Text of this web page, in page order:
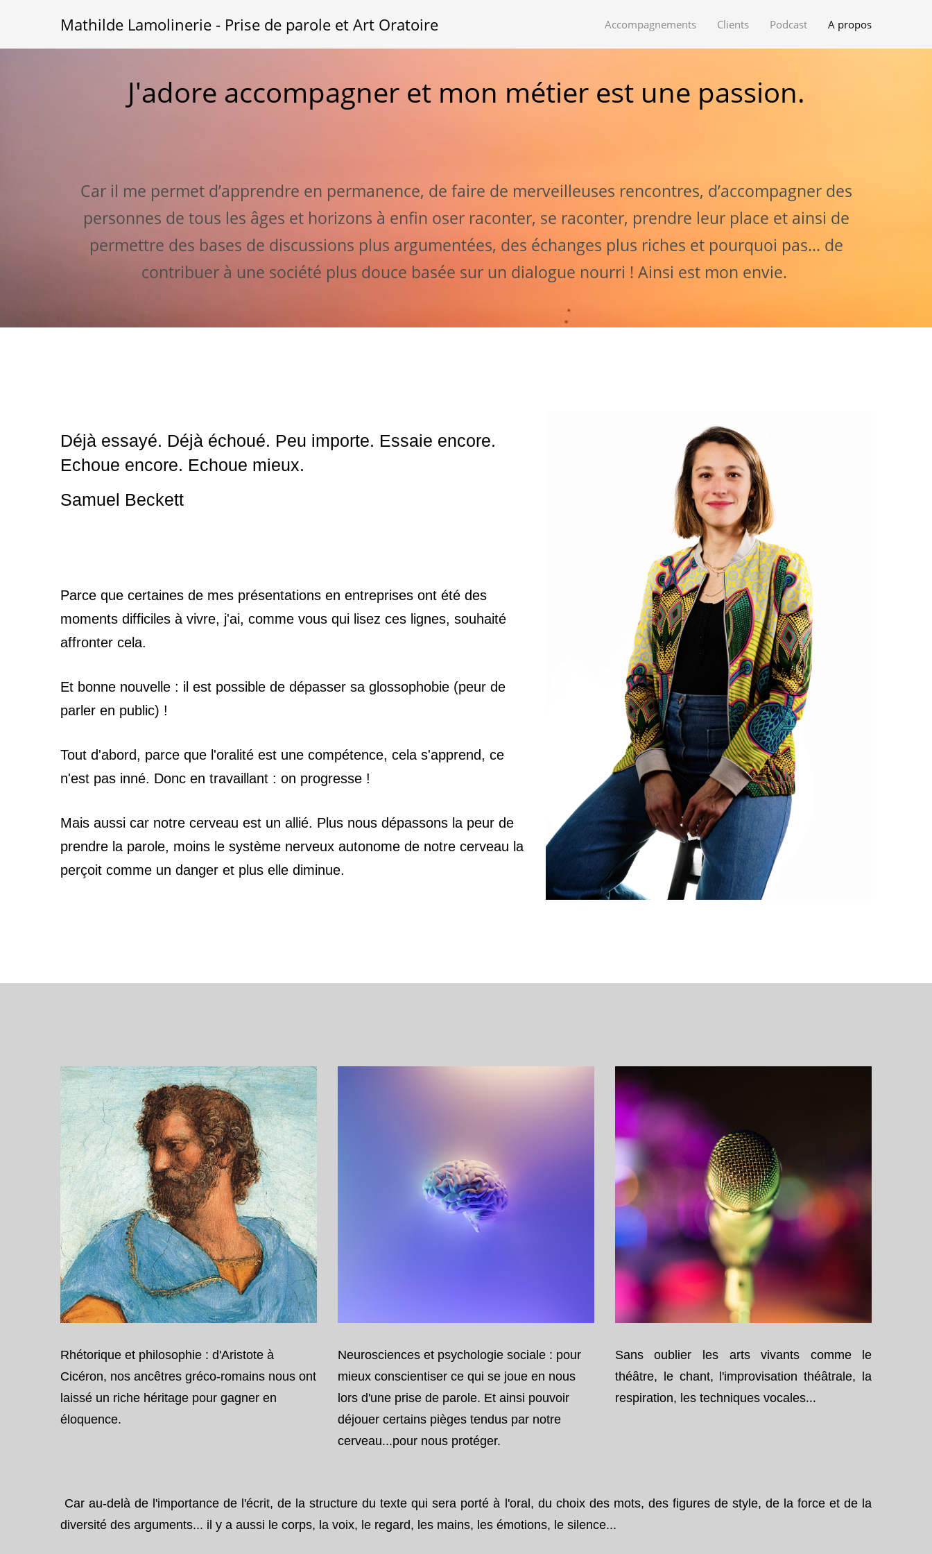
Mathilde Lamolinerie - Prise de parole et Art Oratoire Accompagnements Clients Podcast A propos
J'adore accompagner et mon métier est une passion.
Car il me permet d’apprendre en permanence, de faire de merveilleuses rencontres, d’accompagner des
personnes de tous les âges et horizons à enfin oser raconter, se raconter, prendre leur place et ainsi de
permettre des bases de discussions plus argumentées, des échanges plus riches et pourquoi pas... de
contribuer à une société plus douce basée sur un dialogue nourri ! Ainsi est mon envie.
Déjà essayé. Déjà échoué. Peu importe. Essaie encore.
Echoue encore. Echoue mieux.
Samuel Beckett
Parce que certaines de mes présentations en entreprises ont été des
moments difficiles à vivre, j'ai, comme vous qui lisez ces lignes, souhaité
affronter cela.
Et bonne nouvelle : il est possible de dépasser sa glossophobie (peur de
parler en public) !
Tout d'abord, parce que l'oralité est une compétence, cela s'apprend, ce
n'est pas inné. Donc en travaillant : on progresse !
Mais aussi car notre cerveau est un allié. Plus nous dépassons la peur de
prendre la parole, moins le système nerveux autonome de notre cerveau la
perçoit comme un danger et plus elle diminue.
Rhétorique et philosophie : d'Aristote à
Cicéron, nos ancêtres gréco-romains nous ont
laissé un riche héritage pour gagner en
éloquence.
Neurosciences et psychologie sociale: pour
mieux conscientiser ce qui se joue en nous
lors d'une prise de parole. Et ainsi pouvoir
déjouer certains pièges tendus par notre
cerveau...pour nous protéger.
Sans oublier les arts vivants comme
le
théâtre, le chant, l'improvisationthéâtrale, la
respiration, les techniques vocales...
Car au-delà de l'importance de l'écrit, de la structure du texte qui sera porté à l'oral, du choix des mots, des figures de style, de la force et de la
diversité des arguments... il y a aussi le corps, la voix, le regard, les mains, les émotions, le silence...